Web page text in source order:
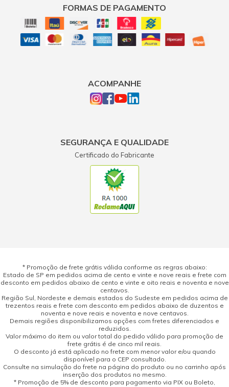
FORMAS DE PAGAMENTO
ACOMPANHE
SEGURANÇA E QUALIDADE
Certificado do Fabricante
* Promoção de frete grátis válida conforme as regras abaixo:
Estado de SP em pedidos acima de cento e vinte e nove reais e frete com
desconto em pedidos abaixo de cento e vinte e oito reais e noventa e nove
centavos.
Região Sul, Nordeste e demais estados do Sudeste em pedidos acima de
trezentos reais e frete com desconto em pedidos abaixo de duzentos e
noventa e nove reais e noventa e nove centavos.
Demais regiões disponibilizamos opções com fretes diferenciados e
reduzidos.
Valor máximo do item ou valor total do pedido válido para promoção de
frete grátis é de cinco mil reais.
O desconto já está aplicado no frete com menor valor e/ou quando
disponível para o CEP consultado.
Consulte na simulação do frete na página do produto ou no carrinho após
inserção dos produtos no mesmo.
* Promoção de 5% de desconto para pagamento via PIX ou Boleto,